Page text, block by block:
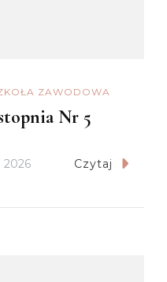
ZAWODOWA
Nr 5
2026 Czytaj